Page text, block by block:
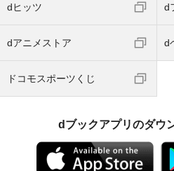
dヒッツ d
dアニメストア d
ドコモスポーツくじ
dブックアプリのダウ